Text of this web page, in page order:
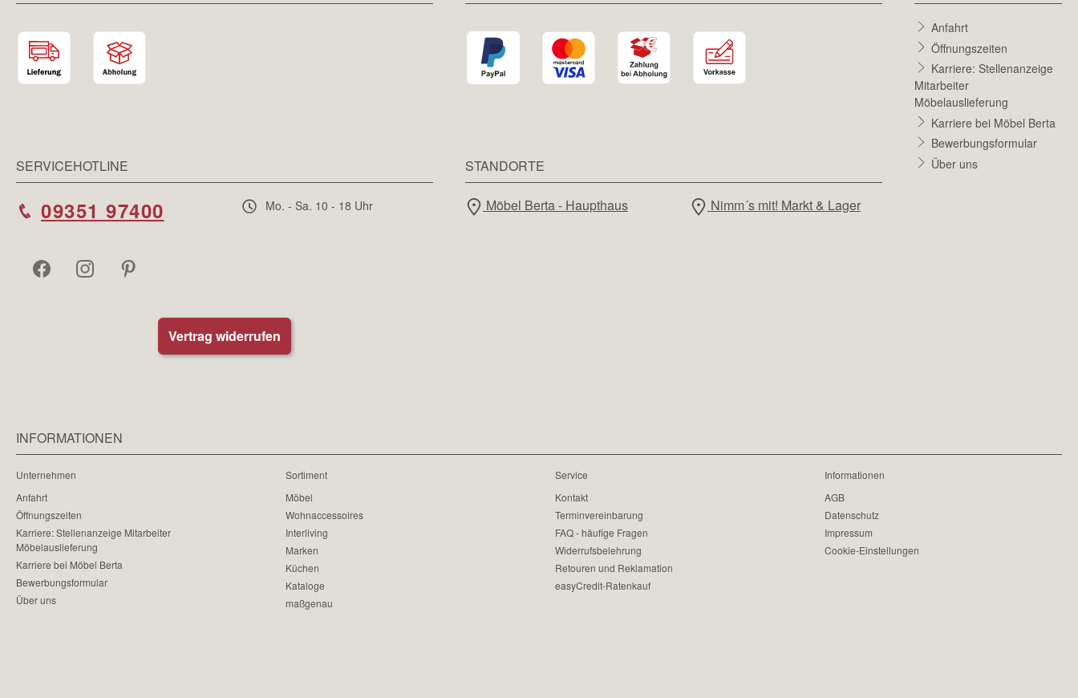
SERVICEHOTLINE
09351 97400 Mo. - Sa. 10 - 18 Uhr
Vertrag widerrufen
STANDORTE
Möbel Berta - Haupthaus Nimm´s mit! Markt & Lager
Anfahrt
Öffnungszeiten
Karriere: Stellenanzeige
Mitarbeiter
Möbelauslieferung
Karriere bei Möbel Berta
Bewerbungsformular
Über uns
INFORMATIONEN
Unternehmen
Anfahrt
Öffnungszeiten
Karriere: Stellenanzeige Mitarbeiter
Möbelauslieferung
Karriere bei Möbel Berta
Bewerbungsformular
Über uns
Sortiment
Möbel
Wohnaccessoires
Interliving
Marken
Küchen
Kataloge
maßgenau
Service
Kontakt
Terminvereinbarung
FAQ - häufige Fragen
Widerrufsbelehrung
Retouren und Reklamation
easyCredit-Ratenkauf
Informationen
AGB
Datenschutz
Impressum
Cookie-Einstellungen